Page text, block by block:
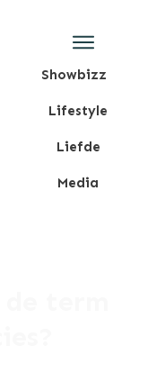
Showbizz
Lifestyle
Liefde
Media